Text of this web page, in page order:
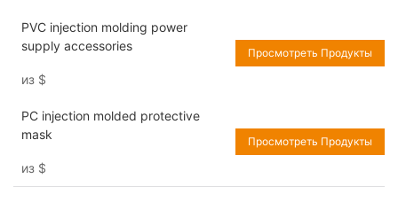
PVC injection molding power
supply accessories
из $
Просмотреть Продукты
PC injection molded protective
mask
из $
Просмотреть Продукты